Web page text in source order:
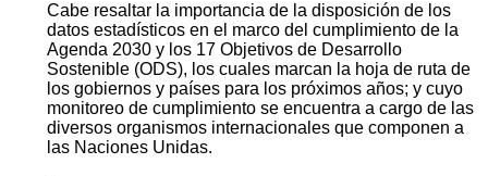
Cabe resaltar la importancia de la disposición de los
datos estadísticos en el marco del cumplimiento de la
Agenda 2030 y los 17 Objetivos de Desarrollo
Sostenible (ODS), los cuales marcan la hoja de ruta de
los gobiernos y países para los próximos años; y cuyo
monitoreo de cumplimiento se encuentra a cargo de las
diversos organismos internacionales que componen a
las Naciones Unidas.